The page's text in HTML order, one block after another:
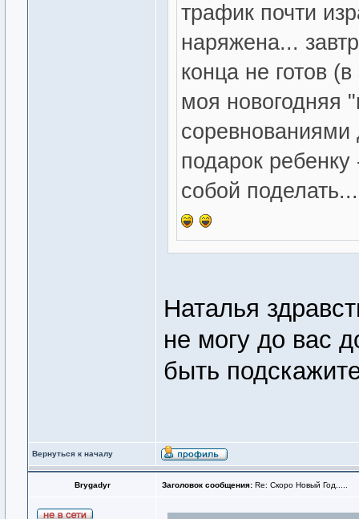
трафик почти
наряжена...
конца не готов
моя новогодняя
подарок
собой
Наталья
не могу до вас
быть
Вернуться к началу
Brygadyr Заголовок сообщения: Re: Скоро Новый Год.....